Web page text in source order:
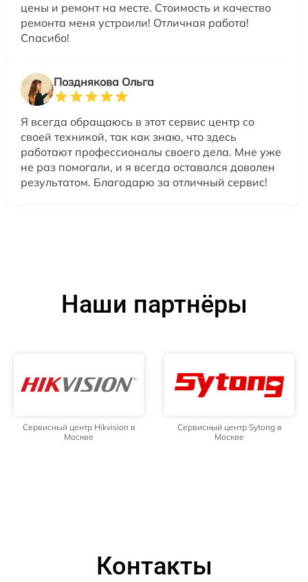
цены и ремонт на месте. Стоимость и качество
ремонта меня устроили! Отличная работа!
Спасибо!
Позднякова Ольга
Я всегда обращаюсь в этот сервис центр со
своей техникой, так как знаю, что здесь
работают профессионалы своего дела. Мне уже
не раз помогали, и я всегда оставался доволен
результатом. Благодарю за отличный сервис!
Наши партнёры
Сервисный центр Hikvision в
Москве
Сервисный центр Sytong в
Москве
Контакты